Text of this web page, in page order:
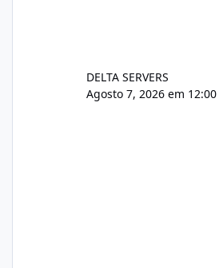
DELTA SERVERS
Agosto 7, 2026 em 12:00